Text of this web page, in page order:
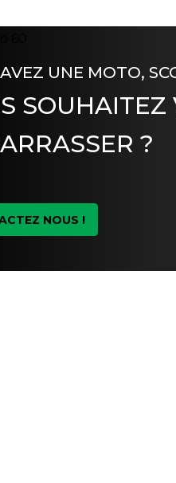
UNE MOTO,
SOUHAITEZ
?
NOUS !